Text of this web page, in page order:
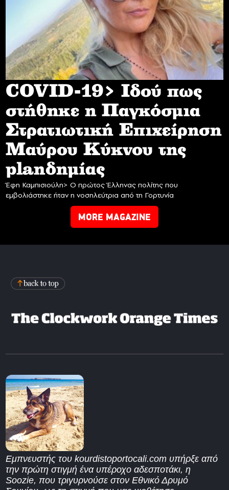
COVID-19> Iδού πως
στήθηκε η Παγκόσμια
Στρατιωτική Επιχείρηση
Mαύρου Κύκνου της
planδημίας
Έφη Καμπισιούλη> Ο πρώτος Έλληνας πολίτης που
εμβολιάστηκε ήταν η νοσηλεύτρια από τη Γορτυνία
MORE MAGAZINE
Εμπνευστής του kourdistoportocali.com υπήρξε από
την πρώτη στιγμή ένα υπέροχο αδεσποτάκι, η
Soozie, που τριγυρνούσε στον Εθνικό Δρυμό